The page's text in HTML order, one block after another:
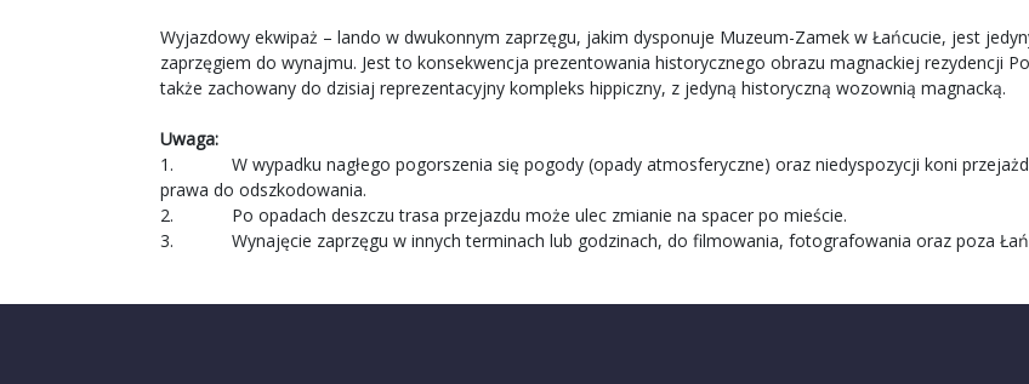
Wyjazdowy ekwipaż – lando w dwukonnym zaprzęgu, jakim dysponuje Muzeum-Zamek w Łańcucie, jest
zaprzęgiem do wynajmu. Jest to konsekwencja prezentowania historycznego obrazu magnackiej rezydencji
także zachowany do dzisiaj reprezentacyjny kompleks hippiczny, z jedyną historyczną wozownią magnacką.
Uwaga:
1. W wypadku nagłego pogorszenia się pogody (opady atmosferyczne) oraz niedyspozycji koni
prawa do odszkodowania.
2. Po opadach deszczu trasa przejazdu może ulec zmianie na spacer po mieście.
3. Wynajęcie zaprzęgu w innych terminach lub godzinach, do filmowania, fotografowania oraz poza